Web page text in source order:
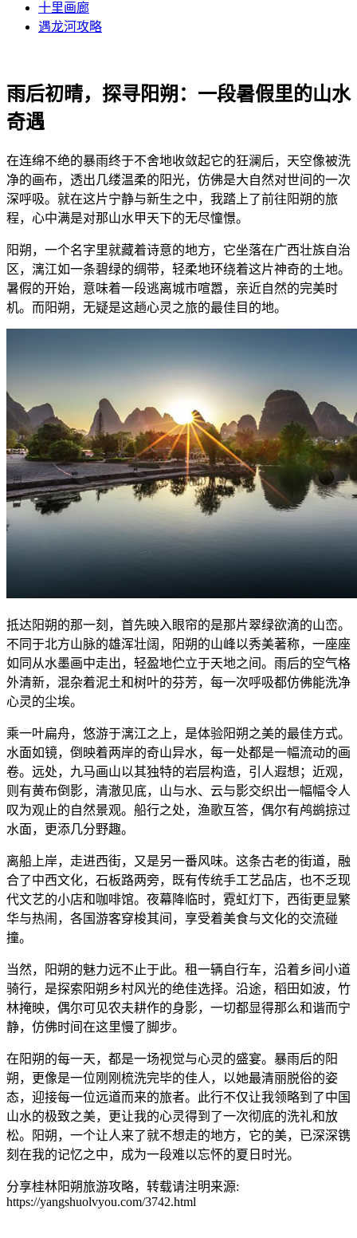
十里画廊
遇龙河攻略
雨后初晴，探寻阳朔：一段暑假里的山水
奇遇
在连绵不绝的暴雨终于不舍地收敛起它的狂澜后，天空像被洗
净的画布，透出几缕温柔的阳光，仿佛是大自然对世间的一次
深呼吸。就在这片宁静与新生之中，我踏上了前往阳朔的旅
程，心中满是对那山水甲天下的无尽憧憬。
阳朔，一个名字里就藏着诗意的地方，它坐落在广西壮族自治
区，漓江如一条碧绿的绸带，轻柔地环绕着这片神奇的土地。
暑假的开始，意味着一段逃离城市喧嚣，亲近自然的完美时
机。而阳朔，无疑是这趟心灵之旅的最佳目的地。
抵达阳朔的那一刻，首先映入眼帘的是那片翠绿欲滴的山峦。
不同于北方山脉的雄浑壮阔，阳朔的山峰以秀美著称，一座座
如同从水墨画中走出，轻盈地伫立于天地之间。雨后的空气格
外清新，混杂着泥土和树叶的芬芳，每一次呼吸都仿佛能洗净
心灵的尘埃。
乘一叶扁舟，悠游于漓江之上，是体验阳朔之美的最佳方式。
水面如镜，倒映着两岸的奇山异水，每一处都是一幅流动的画
卷。远处，九马画山以其独特的岩层构造，引人遐想；近观，
则有黄布倒影，清澈见底，山与水、云与影交织出一幅幅令人
叹为观止的自然景观。船行之处，渔歌互答，偶尔有鸬鹚掠过
水面，更添几分野趣。
离船上岸，走进西街，又是另一番风味。这条古老的街道，融
合了中西文化，石板路两旁，既有传统手工艺品店，也不乏现
代文艺的小店和咖啡馆。夜幕降临时，霓虹灯下，西街更显繁
华与热闹，各国游客穿梭其间，享受着美食与文化的交流碰
撞。
当然，阳朔的魅力远不止于此。租一辆自行车，沿着乡间小道
骑行，是探索阳朔乡村风光的绝佳选择。沿途，稻田如波，竹
林掩映，偶尔可见农夫耕作的身影，一切都显得那么和谐而宁
静，仿佛时间在这里慢了脚步。
在阳朔的每一天，都是一场视觉与心灵的盛宴。暴雨后的阳
朔，更像是一位刚刚梳洗完毕的佳人，以她最清丽脱俗的姿
态，迎接每一位远道而来的旅者。此行不仅让我领略到了中国
山水的极致之美，更让我的心灵得到了一次彻底的洗礼和放
松。阳朔，一个让人来了就不想走的地方，它的美，已深深镌
刻在我的记忆之中，成为一段难以忘怀的夏日时光。
分享桂林阳朔旅游攻略，转载请注明来源:
https://yangshuolvyou.com/3742.html